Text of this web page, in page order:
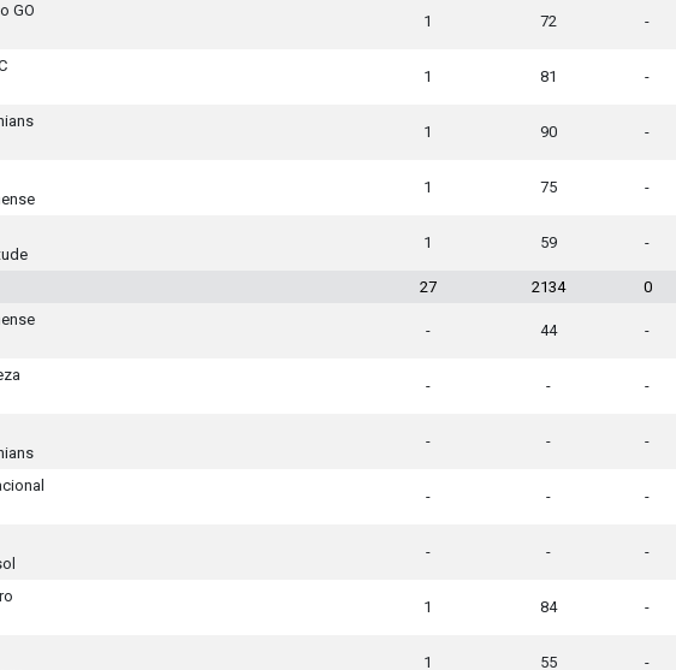
GO
1 72 -
1 81 -
1 90 -
1 75 -
1 59 -
27 2134 0
- 44 -
- - -
- - -
- - -
- - -
1 84 -
1 55 -